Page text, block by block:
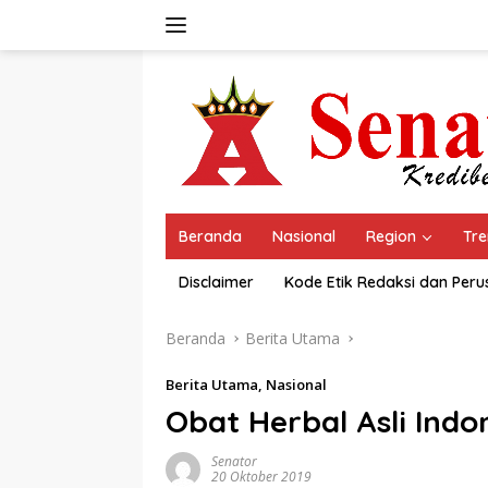
Beranda Nasional Region
Disclaimer Kode Etik Redaksi dan
Beranda Berita Utama
Berita Utama, Nasional
Obat Herbal Asli
Senator
20 Oktober 2019